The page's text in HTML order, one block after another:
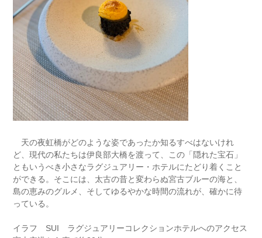
天の夜虹橋がどのような姿であったか知るすべはないけれ
ど、現代の私たちは伊良部大橋を渡って、この「隠れた宝石」
ともいうべき小さなラグジュアリー・ホテルにたどり着くこと
ができる。そこには、太古の昔と変わらぬ宮古ブルーの海と、
島の恵みのグルメ、そしてゆるやかな時間の流れが、確かに待
っている。
イラフ SUI ラグジュアリーコレクションホテルへのアクセス